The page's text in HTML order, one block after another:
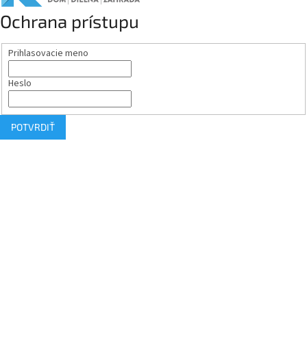
Ochrana prístupu
Prihlasovacie meno
Heslo
POTVRDIŤ